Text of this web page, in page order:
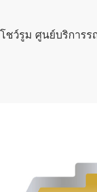
โชว์รูม ศูนย์บริการร